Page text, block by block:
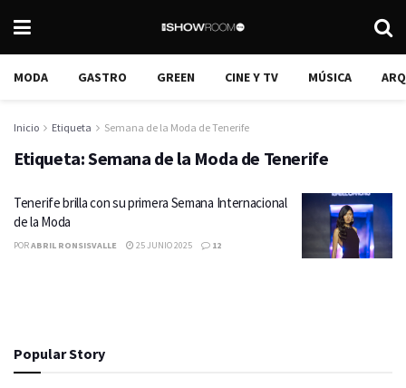
MODA GASTRO GREEN CINE Y TV MÚSICA
Inicio Etiqueta Semana de la Moda de Tenerife
Etiqueta:Semana de la Moda de Tenerife
Tenerife brilla con su primera Semana Internacional
de la Moda
PORABRIL RONSISVALLE 25 JUNIO 2025 12
Popular Story